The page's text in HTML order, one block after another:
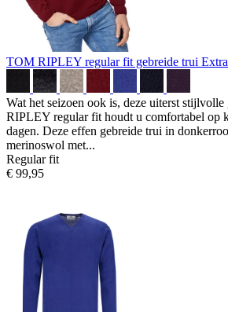
TOM RIPLEY regular fit gebreide trui
Wat het seizoen ook is, deze uiterst
RIPLEY regular fit houdt u comfortabel op
dagen. Deze effen gebreide trui in
merinoswol met...
Regular fit
€ 99,95